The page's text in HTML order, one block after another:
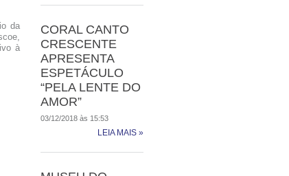
da
à
CORAL CANTO
CRESCENTE
APRESENTA
ESPETÁCULO
“PELA LENTE DO
AMOR”
03/12/2018 às 15:53
LEIA MAIS »